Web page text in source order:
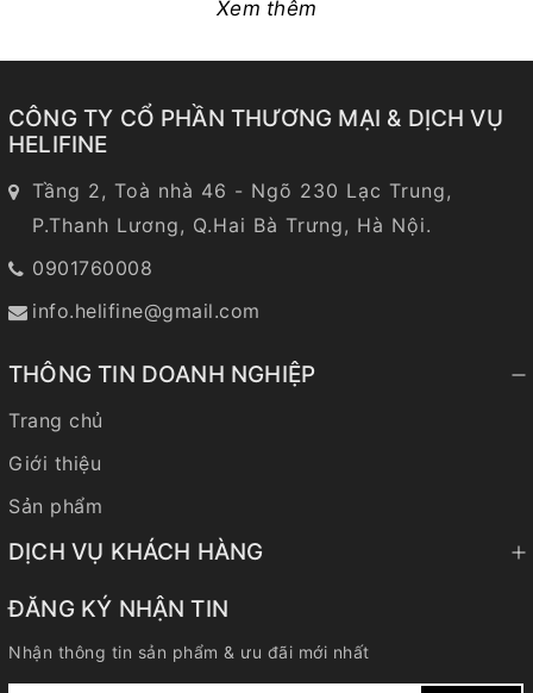
Xem thêm
CÔNG TY CỔ PHẦN THƯƠNG MẠI & DỊCH VỤ
HELIFINE
Tầng 2, Toà nhà 46 - Ngõ 230 Lạc Trung,
P.Thanh Lương, Q.Hai Bà Trưng, Hà Nội.
0901760008
info.helifine@gmail.com
THÔNG TIN DOANH NGHIỆP
Trang chủ
Giới thiệu
Sản phẩm
DỊCH VỤ KHÁCH HÀNG
ĐĂNG KÝ NHẬN TIN
Nhận thông tin sản phẩm & ưu đãi mới nhất